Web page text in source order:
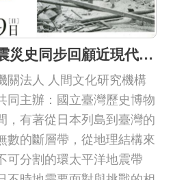
「台灣與日本─與震災史同步回顧近現代」 國際展
關法人 人間文化研究機構
同主辦：國立臺灣歷史博物
，有著從日本列島到臺灣的
數的斷層帶，從地理結構來
可分割的環太平洋地震帶